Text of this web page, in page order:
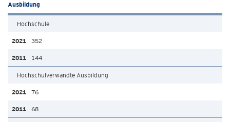
Ausbildung
Hochschule
352
144
Hochschulverwandte Ausbildung
76
68